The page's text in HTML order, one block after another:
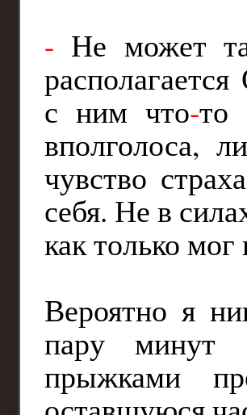
- Не может
с ним что-то
вполголоса,
чувство
себя. Не в
как только
Вероятно я
пару минут
прыжками